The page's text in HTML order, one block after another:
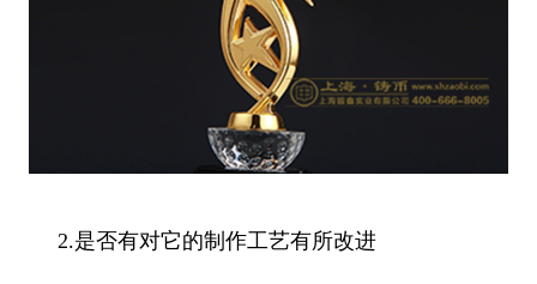
2.是否有对它的制作工艺有所改进